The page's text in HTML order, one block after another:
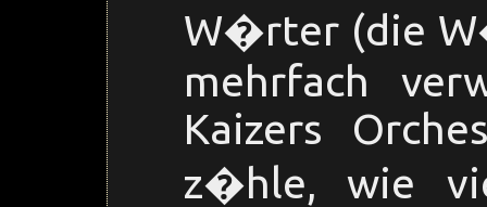
W�rter (die
mehrfach
Kaizers
z�hle, wie